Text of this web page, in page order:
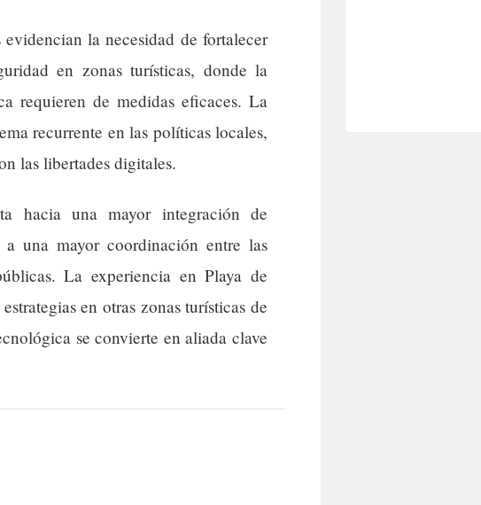
la necesidad de fortalecer
en zonas turísticas, donde la
requieren de medidas eficaces. La
recurrente en las políticas locales,
las libertades digitales.
hacia una mayor integración de
una mayor coordinación entre las
La experiencia en Playa de
en otras zonas turísticas de
se convierte en aliada clave